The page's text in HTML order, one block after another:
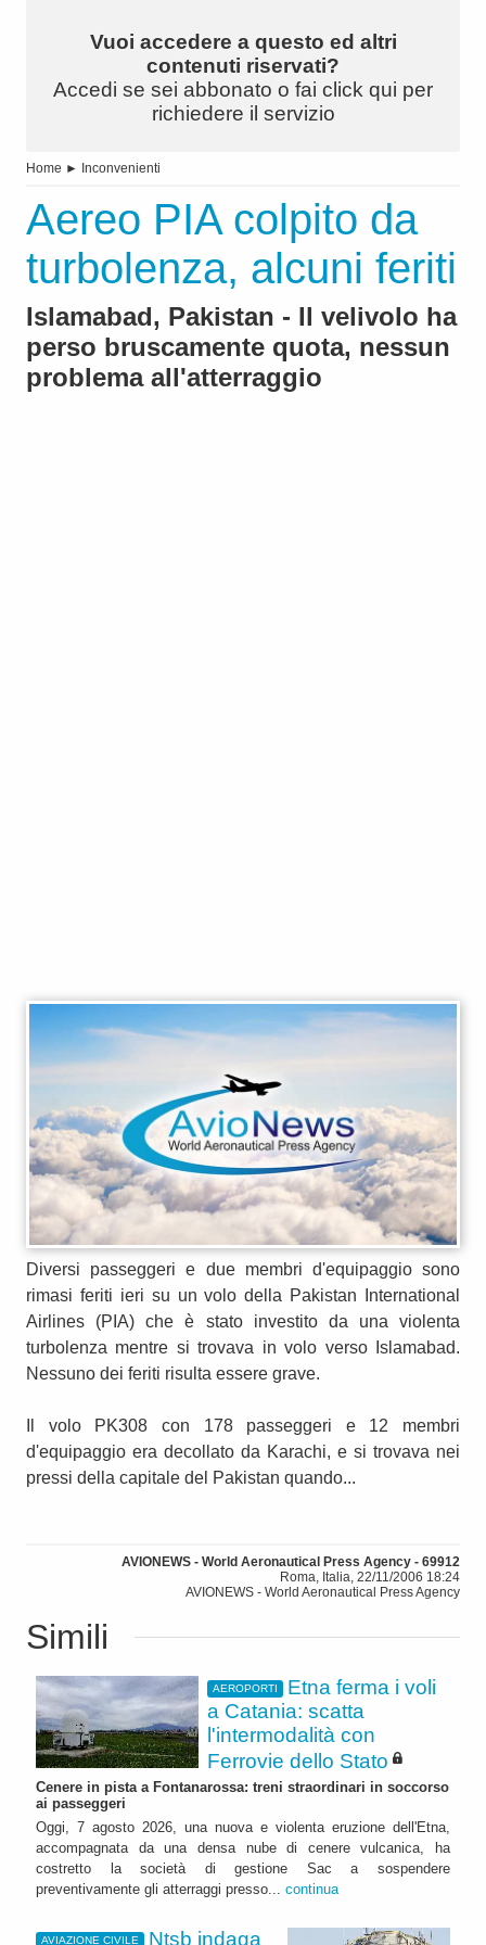
Vuoi accedere a questo ed altri
contenuti riservati?
Accedi se sei abbonato o fai click qui per
richiedere il servizio
Home ► Inconvenienti
Aereo PIA colpito da
turbolenza, alcuni feriti
Islamabad, Pakistan - Il velivolo ha
perso bruscamente quota, nessun
problema all'atterraggio
Diversi passeggeri e due membri d'equipaggio sono
rimasi feriti ieri su un volo della Pakistan International
Airlines (PIA) che è stato investito da una violenta
turbolenza mentre si trovava in volo verso Islamabad.
Nessuno dei feriti risulta essere grave.
Il volo PK308 con 178 passeggeri e 12 membri
d'equipaggio era decollato da Karachi, e si trovava nei
pressi della capitale del Pakistan quando...
AVIONEWS - World Aeronautical Press Agency - 69912
Roma, Italia, 22/11/2006 18:24
AVIONEWS - World Aeronautical Press Agency
Simili
AEROPORTI
Etna ferma i voli
a Catania: scatta
l'intermodalità con
Ferrovie dello Stato
Cenere in pista a Fontanarossa: treni straordinari in soccorso
ai passeggeri
Oggi, 7 agosto 2026, una nuova e violenta eruzione dell'Etna,
accompagnata da una densa nube di cenere vulcanica, ha
costretto la società di gestione Sac a sospendere
preventivamente gli atterraggi presso... continua
AVIAZIONE CIVILE Ntsb indaga